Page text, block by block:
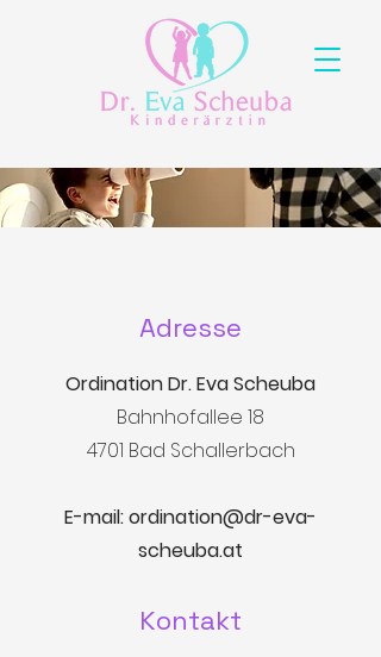
Adresse
Ordination Dr. Eva Scheuba
Bahnhofallee 18
4701 Bad Schallerbach
E-mail:ordination@dr-eva-
scheuba.at
Kontakt